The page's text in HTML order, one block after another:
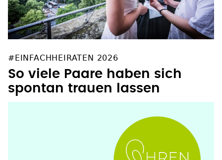
#EINFACHHEIRATEN 2026
So viele Paare haben sich
spontan trauen lassen